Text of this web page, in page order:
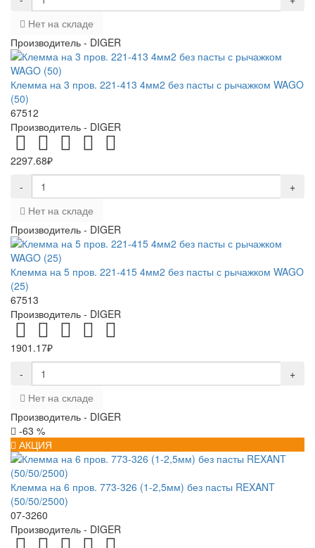
Нет на складе
Производитель - DIGER
Клемма на 3 пров. 221-413 4мм2 без пасты с рычажком WAGO
(50)
67512
Производитель - DIGER
2297.68₽
-
+
Нет на складе
Производитель - DIGER
Клемма на 5 пров. 221-415 4мм2 без пасты с рычажком WAGO
(25)
67513
Производитель - DIGER
1901.17₽
-
+
Нет на складе
Производитель - DIGER
-63 %
АКЦИЯ
Клемма на 6 пров. 773-326 (1-2,5мм) без пасты REXANT
(50/50/2500)
07-3260
Производитель - DIGER